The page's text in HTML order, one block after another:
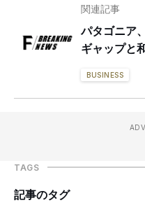
関連記事
パタゴニア
ギャップと
BUSINESS
TAGS
記事のタグ